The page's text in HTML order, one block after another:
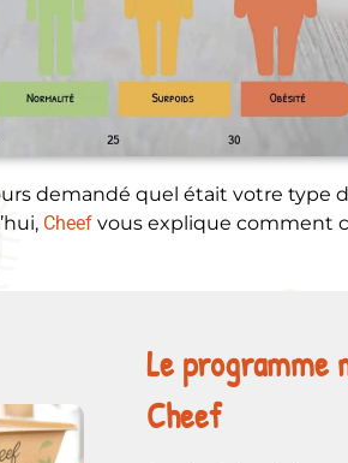
demandé quel était votre type
Cheefvous explique comment
Le programme
Cheef